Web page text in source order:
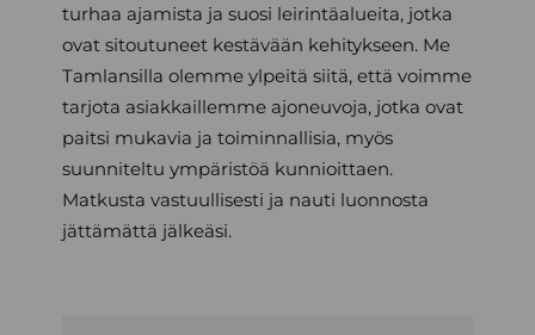
turhaa ajamista ja suosi leirintäalueita, jotka
ovat sitoutuneet kestävään kehitykseen. Me
Tamlansilla olemme ylpeitä siitä, että voimme
tarjota asiakkaillemme ajoneuvoja, jotka ovat
paitsi mukavia ja toiminnallisia, myös
suunniteltu ympäristöä kunnioittaen.
Matkusta vastuullisesti ja nauti luonnosta
jättämättä jälkeäsi.